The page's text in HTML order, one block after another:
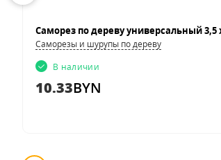
Саморезы и шурупы по дереву
В наличии
10.33BYN